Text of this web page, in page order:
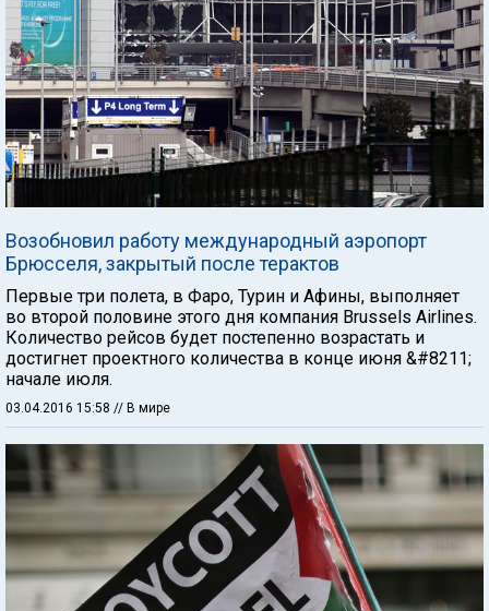
Возобновил работу международный аэропорт
Брюсселя, закрытый после терактов
Первые три полета, в Фаро, Турин и Афины, выполняет
во второй половине этого дня компания Brussels Airlines.
Количество рейсов будет постепенно возрастать и
достигнет проектного количества в конце июня &#8211;
начале июля.
03.04.2016 15:58 // В мире